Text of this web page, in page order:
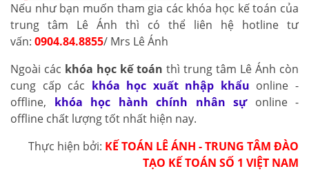
Nếu như bạn muốn tham gia các khóa học kế toán của
trung tâm Lê Ánh thì có thể liên hệ hotline tư
vấn: 0904.84.8855/ Mrs Lê Ánh
Ngoài các khóa học kế toán thì trung tâm Lê Ánh còn
cung cấp các khóa học xuất nhập khẩu online -
offline, khóa học hành chính nhân sựonline -
offline chất lượng tốt nhất hiện nay.
Thực hiện bởi: KẾ TOÁN LÊ ÁNH - TRUNG TÂM ĐÀO
TẠO KẾ TOÁN SỐ 1 VIỆT NAM